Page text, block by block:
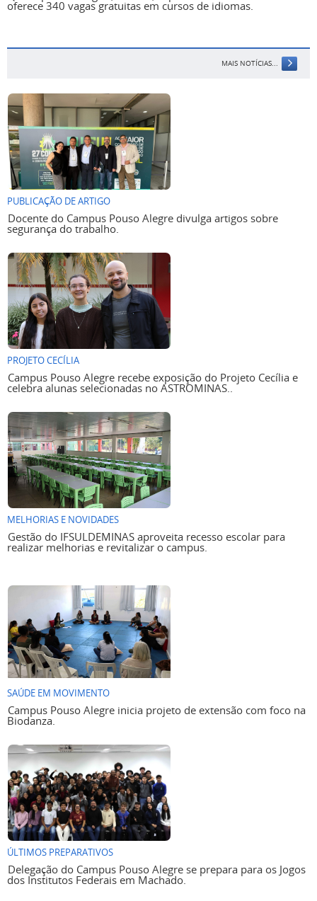
oferece 340 vagas gratuitas em cursos de idiomas.
MAIS NOTÍCIAS...
PUBLICAÇÃO DE ARTIGO
Docente do Campus Pouso Alegre divulga artigos sobre
segurança do trabalho.
PROJETO CECÍLIA
Campus Pouso Alegre recebe exposição do Projeto Cecília e
celebra alunas selecionadas no ASTROMINAS..
MELHORIAS E NOVIDADES
Gestão do IFSULDEMINAS aproveita recesso escolar para
realizar melhorias e revitalizar o campus.
SAÚDE EM MOVIMENTO
Campus Pouso Alegre inicia projeto de extensão com foco na
Biodanza.
ÚLTIMOS PREPARATIVOS
Delegação do Campus Pouso Alegre se prepara para os Jogos
dos Institutos Federais em Machado.